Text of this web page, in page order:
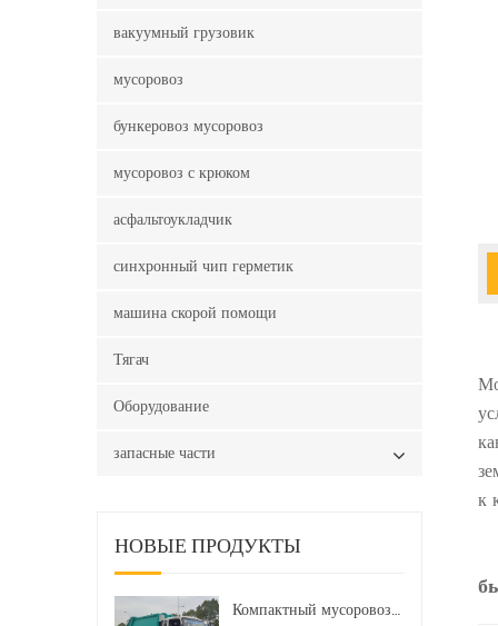
вакуумный грузовик
мусоровоз
бункеровоз мусоровоз
мусоровоз с крюком
асфальтоукладчик
синхронный чип герметик
машина скорой помощи
Тягач
Оборудование
запасные части
НОВЫЕ ПРОДУКТЫ
Компактный мусоровоз HOWO LHD 4x2 160 л.с. 12 куб. м
к